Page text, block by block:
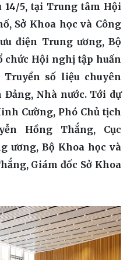
14/5, tại Trung tâm Hội
Sở Khoa học và Công
điện Trung ương, Bộ
chức Hội nghị tập huấn
số liệu chuyên
Đảng, Nhà nước. Tới dự
Cường, Phó Chủ tịch
Hồng Thắng, Cục
ương, Bộ Khoa học và
Giám đốc Sở Khoa